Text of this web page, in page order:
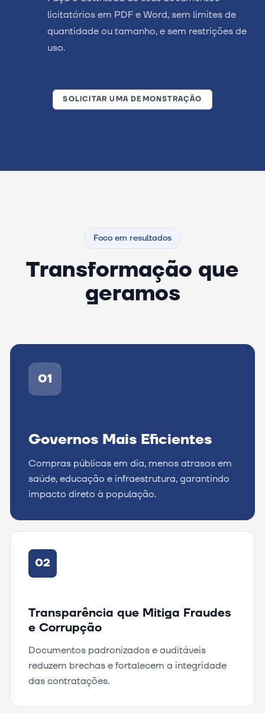
licitatórios em PDF e Word, sem limites de
quantidade ou tamanho, e sem restrições de
uso.
SOLICITAR UMA DEMONSTRAÇÃO
Foco em resultados
Transformação que
geramos
01
Governos Mais Eficientes
Compras públicas em dia, menos atrasos em
saúde, educação e infraestrutura, garantindo
impacto direto à população.
02
Transparência que Mitiga Fraudes
e Corrupção
Documentos padronizados e auditáveis
reduzem brechas e fortalecem a integridade
das contratações.